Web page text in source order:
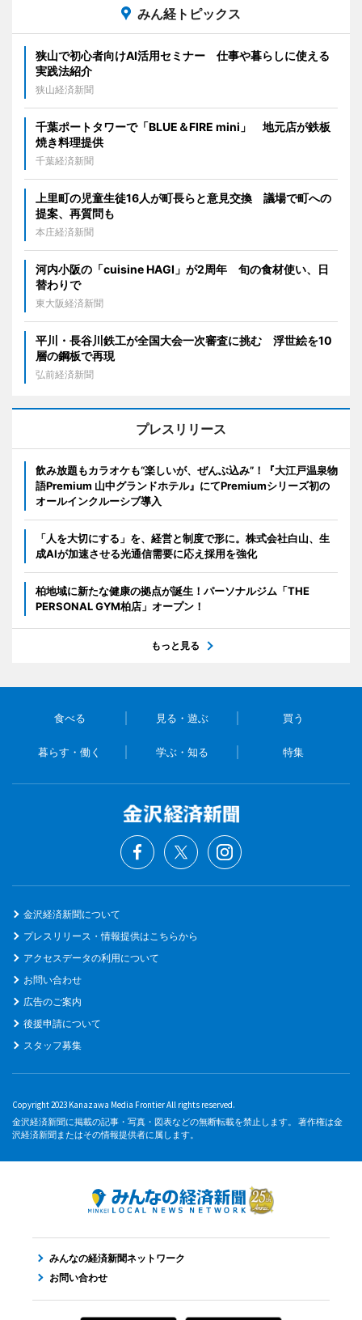
みん経トピックス
狭山で初心者向けAI活用セミナー 仕事や暮らしに使える
実践法紹介
狭山経済新聞
千葉ポートタワーで「BLUE＆FIRE mini」 地元店が鉄板
焼き料理提供
千葉経済新聞
上里町の児童生徒16人が町長らと意見交換 議場で町への
提案、再質問も
本庄経済新聞
河内小阪の「cuisine HAGI」が2周年 旬の食材使い、日
替わりで
東大阪経済新聞
平川・長谷川鉄工が全国大会一次審査に挑む 浮世絵を10
層の鋼板で再現
弘前経済新聞
プレスリリース
飲み放題もカラオケも“楽しいが、ぜんぶ込み”！『大江戸温泉物
語Premium 山中グランドホテル』にてPremiumシリーズ初の
オールインクルーシブ導入
「人を大切にする」を、経営と制度で形に。株式会社白山、生
成AIが加速させる光通信需要に応え採用を強化
柏地域に新たな健康の拠点が誕生！パーソナルジム「THE
PERSONAL GYM柏店」オープン！
もっと見る
食べる 見る・遊ぶ 買う
暮らす・働く 学ぶ・知る 特集
金沢経済新聞について
プレスリリース・情報提供はこちらから
アクセスデータの利用について
お問い合わせ
広告のご案内
後援申請について
スタッフ募集
Copyright 2023 Kanazawa Media Frontier All rights reserved.
金沢経済新聞に掲載の記事・写真・図表などの無断転載を禁止します。 著作権は金
沢経済新聞またはその情報提供者に属します。
みんなの経済新聞ネットワーク
お問い合わせ